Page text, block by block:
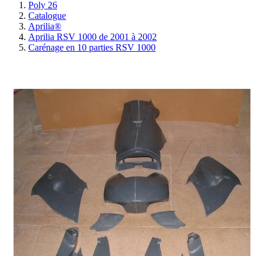
Poly 26
Catalogue
Aprilia®
Aprilia RSV 1000 de 2001 à 2002
Carénage en 10 parties RSV 1000